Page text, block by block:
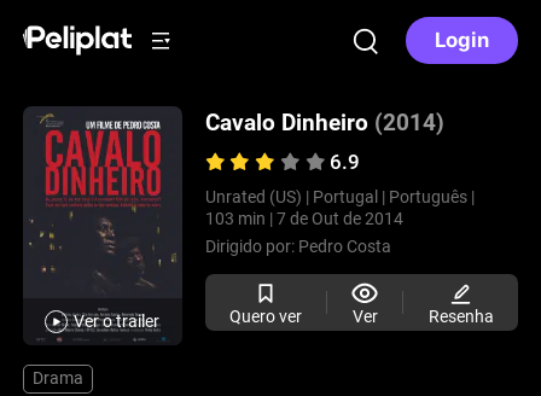
Login
Ver o trailer
Cavalo Dinheiro (2014)
6.9
Unrated (US) | Portugal | Português |
103 min | 7 de Out de 2014
Dirigido por: Pedro Costa
Quero ver Ver Resenha
Drama